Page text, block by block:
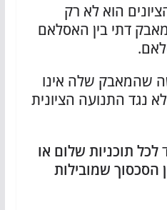
הציונים הוא לא רק
דתי בין האסלאם
שהמאבק שלה אינו
נגד התנועה הציונית
לכל תוכניות שלום או
הסכסוך שמובילות